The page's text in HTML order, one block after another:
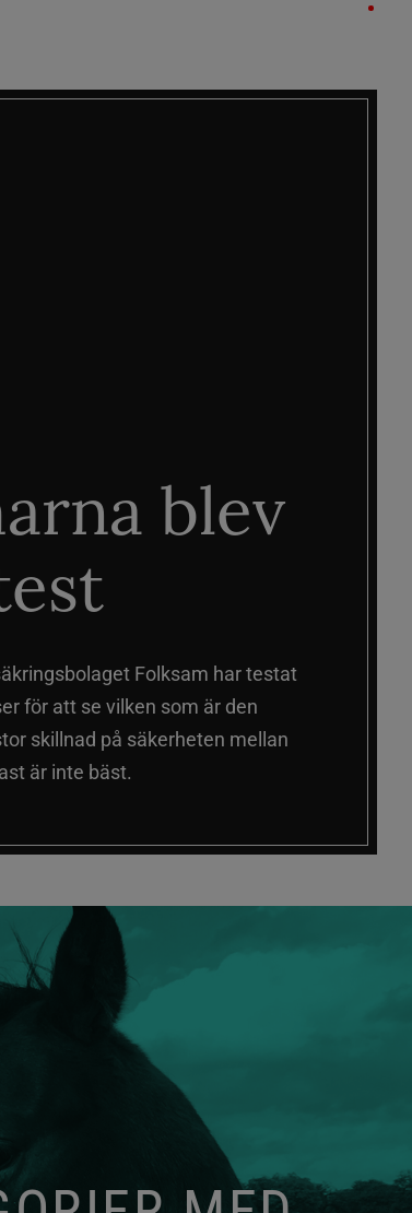
blev
Folksam har testat
för att se vilken som är den
skillnad på säkerheten mellan
är inte bäst.